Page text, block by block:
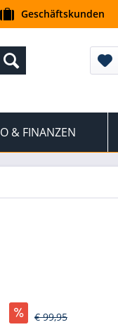
Geschäftskunden
& FINANZEN
€ 99,95